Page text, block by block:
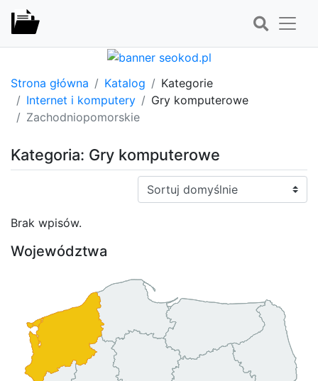
Strona główna Katalog
Kategorie
Internet i komputery
Gry komputerowe
Zachodniopomorskie
Kategoria: Gry komputerowe
Sortuj:
Brak wpisów.
Województwa